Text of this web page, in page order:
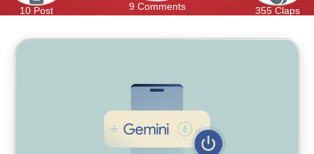
10 Post 9 Comments 355 Claps